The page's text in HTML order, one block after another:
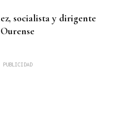
socialista y dirigente